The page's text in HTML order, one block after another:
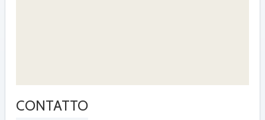
CONTATTO